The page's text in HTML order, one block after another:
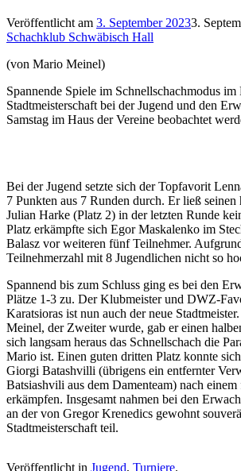
Veröffentlicht am 3. September 20233.
Schachklub Schwäbisch Hall
(von Mario Meinel)
Spannende Spiele im Schnellschachmodus im
Stadtmeisterschaft bei der Jugend und den
Samstag im Haus der Vereine beobachtet
Bei der Jugend setzte sich der Topfavorit
7 Punkten aus 7 Runden durch. Er ließ seinen
Julian Harke (Platz 2) in der letzten Runde
Platz erkämpfte sich Egor Maskalenko im
Balasz vor weiteren fünf Teilnehmer.
Teilnehmerzahl mit 8 Jugendlichen nicht so
Spannend bis zum Schluss ging es bei den
Plätze 1-3 zu. Der Klubmeister und DWZ-
Karatsioras ist nun auch der neue
Meinel, der Zweiter wurde, gab er einen
sich langsam heraus das Schnellschach die
Mario ist. Einen guten dritten Platz konnte
Giorgi Batashvilli (übrigens ein entfernter
Batsiashvili aus dem Damenteam) nach
erkämpfen. Insgesamt nahmen bei den
an der von Gregor Krenedics gewohnt
Stadtmeisterschaft teil.
Veröffentlicht in Jugend, Turniere.